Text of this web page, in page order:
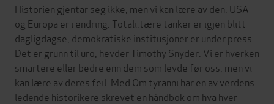
Historien gjentar seg ikke, men vi kan lære av den. USA
og Europa er i endring. Totali.tære tanker er igjen blitt
dagligdagse, demokratiske institusjoner er under press.
Det er grunn til uro, hevder Timothy Snyder. Vi er hverken
smartere eller bedre enn dem som levde før oss, men vi
kan lære av deres feil. Med Om tyranni har en av verdens
ledende historikere skrevet en håndbok om hva hver